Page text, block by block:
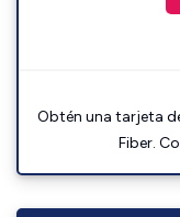
Obtén una tarjeta
Fiber.